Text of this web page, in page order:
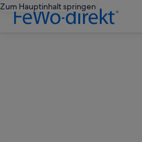
Zum Hauptinhalt springen